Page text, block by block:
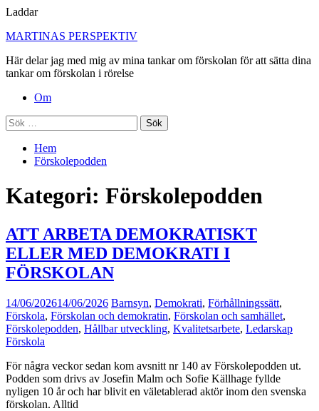
Laddar
Hoppa
innehåll
MARTINAS PERSPEKTIV
Här delar jag med mig av mina tankar om förskolan för att sätta dina
tankar om förskolan i rörelse
PrimärOm
Sök
efter:
Hem
Förskolepodden
Kategori: Förskolepodden
ATT ARBETA DEMOKRATISKT
ELLER MED DEMOKRATI I
FÖRSKOLAN
14/06/202614/06/2026 Barnsyn, Demokrati, Förhållningssätt,
Förskola, Förskolan och demokratin, Förskolan och samhället,
Förskolepodden, Hållbar utveckling, Kvalitetsarbete, Ledarskap
Förskola
För några veckor sedan kom avsnitt nr 140 av Förskolepodden ut.
Podden som drivs av Josefin Malm och Sofie Källhage fyllde
nyligen 10 år och har blivit en väletablerad aktör inom den svenska
förskolan. Alltid